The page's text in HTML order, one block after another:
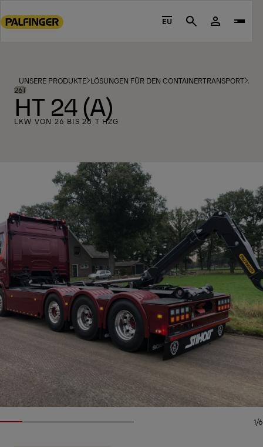
to
footer
content
EU Search
UNSERE PRODUKTE LÖSUNGEN FÜR DEN CONTAINERTRANSPORT
26T
HT 24 (A)
LKW VON 26 BIS 28 T HZG
1/6